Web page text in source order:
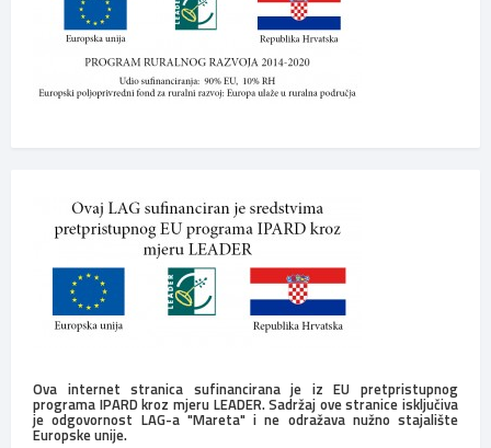
Ova internet stranica sufinancirana je iz EU pretpristupnog
programa IPARD kroz mjeru LEADER. Sadržaj ove stranice isključiva
je odgovornost LAG-a "Mareta" i ne odražava nužno stajalište
Europske unije.